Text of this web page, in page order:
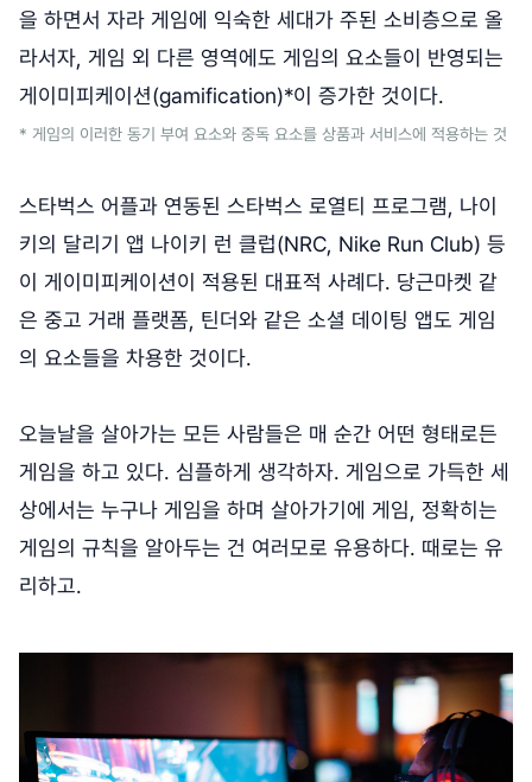
을 하면서 자라 게임에 익숙한 세대가 주된 소비층으로 올
라서자, 게임 외 다른 영역에도 게임의 요소들이 반영되는
게이미피케이션(gamification)*이 증가한 것이다.
* 게임의 이러한 동기 부여 요소와 중독 요소를 상품과 서비스에 적용하는 것
스타벅스 어플과 연동된 스타벅스 로열티 프로그램, 나이
키의 달리기 앱 나이키 런 클럽(NRC, Nike Run Club) 등
이 게이미피케이션이 적용된 대표적 사례다. 당근마켓 같
은 중고 거래 플랫폼, 틴더와 같은 소셜 데이팅 앱도 게임
의 요소들을 차용한 것이다.
오늘날을 살아가는 모든 사람들은 매 순간 어떤 형태로든
게임을 하고 있다. 심플하게 생각하자. 게임으로 가득한 세
상에서는 누구나 게임을 하며 살아가기에 게임, 정확히는
게임의 규칙을 알아두는 건 여러모로 유용하다. 때로는 유
리하고.